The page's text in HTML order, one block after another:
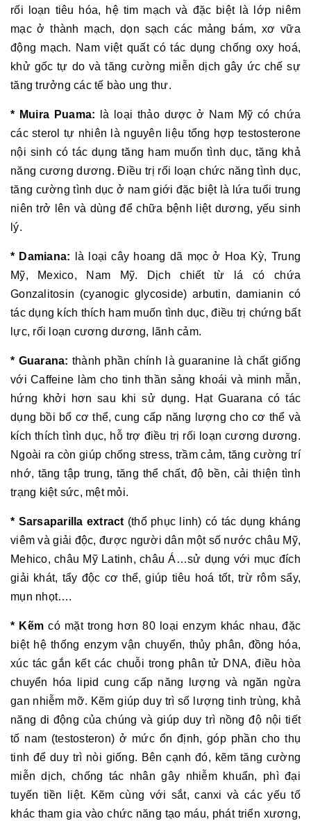
rối loạn tiêu hóa, hệ tim mạch và đặc biệt là lớp niêm
mạc ở thành mạch, dọn sạch các mảng bám, xơ vữa
động mạch. Nam việt quất có tác dụng chống oxy hoá,
khử gốc tự do và tăng cường miễn dịch gây ức chế sự
tăng trưởng các tế bào ung thư.
* Muira Puama: là loại thảo dược ở Nam Mỹ có chứa
các sterol tự nhiên là nguyên liệu tổng hợp testosterone
nội sinh có tác dụng tăng ham muốn tình dục, tăng khả
năng cương dương. Điều trị rối loạn chức năng tình dục,
tăng cường tình dục ở nam giới đặc biệt là lứa tuổi trung
niên trở lên và dùng để chữa bệnh liệt dương, yếu sinh
lý.
* Damiana: là loại cây hoang dã mọc ở Hoa Kỳ, Trung
Mỹ, Mexico, Nam Mỹ. Dịch chiết từ lá có chứa
Gonzalitosin (cyanogic glycoside) arbutin, damianin có
tác dụng kích thích ham muốn tình dục, điều trị chứng bất
lực, rối loạn cương dương, lãnh cảm.
* Guarana: thành phần chính là guaranine là chất giống
với Caffeine làm cho tinh thần sảng khoái và minh mẫn,
hứng khởi hơn sau khi sử dụng. Hạt Guarana có tác
dụng bồi bổ cơ thể, cung cấp năng lượng cho cơ thể và
kích thích tình dục, hỗ trợ điều trị rối loạn cương dương.
Ngoài ra còn giúp chống stress, trầm cảm, tăng cường trí
nhớ, tăng tập trung, tăng thể chất, độ bền, cải thiện tình
trạng kiệt sức, mệt mỏi.
* Sarsaparilla extract (thổ phục linh) có tác dụng kháng
viêm và giải độc, được người dân một số nước châu Mỹ,
Mehico, châu Mỹ Latinh, châu Á…sử dụng với mục đích
giải khát, tẩy độc cơ thể, giúp tiêu hoá tốt, trừ rôm sẩy,
mụn nhọt….
* Kẽm có mặt trong hơn 80 loại enzym khác nhau, đặc
biệt hệ thống enzym vận chuyển, thủy phân, đồng hóa,
xúc tác gắn kết các chuỗi trong phân tử DNA, điều hòa
chuyển hóa lipid cung cấp năng lượng và ngăn ngừa
gan nhiễm mỡ. Kẽm giúp duy trì số lượng tinh trùng, khả
năng di động của chúng và giúp duy trì nồng độ nội tiết
tố nam (testosteron) ở mức ổn định, góp phần cho thụ
tinh để duy trì nòi giống. Bên cạnh đó, kẽm tăng cường
miễn dịch, chống tác nhân gây nhiễm khuẩn, phì đại
tuyến tiền liệt. Kẽm cùng với sắt, canxi và các yếu tố
khác tham gia vào chức năng tạo máu, phát triển xương,